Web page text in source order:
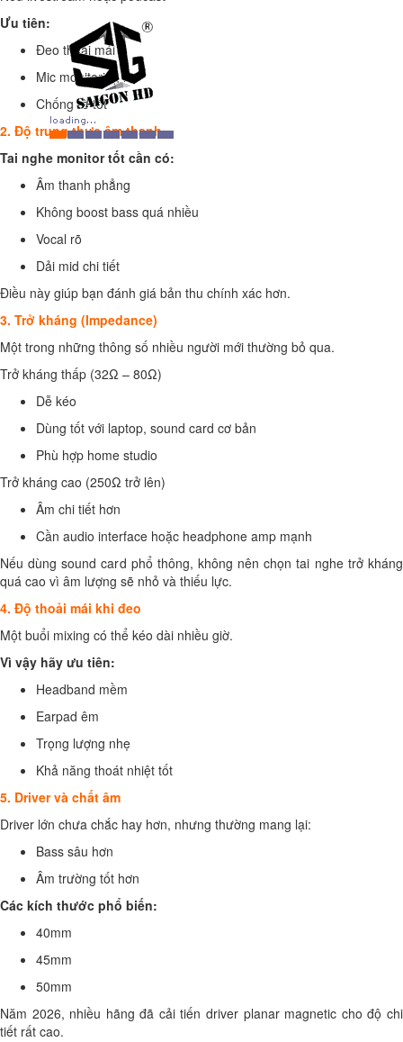
Ưu tiên:
Đeo thoải mái
Mic monitoring rõ
Chống rè tốt
2. Độ trung thực âm thanh
Tai nghe monitor tốt cần có:
Âm thanh phẳng
Không boost bass quá nhiều
Vocal rõ
Dải mid chi tiết
Điều này giúp bạn đánh giá bản thu chính xác hơn.
3. Trở kháng (Impedance)
Một trong những thông số nhiều người mới thường bỏ qua.
Trở kháng thấp (32Ω – 80Ω)
Dễ kéo
Dùng tốt với laptop, sound card cơ bản
Phù hợp home studio
Trở kháng cao (250Ω trở lên)
Âm chi tiết hơn
Cần audio interface hoặc headphone amp mạnh
Nếu dùng sound card phổ thông, không nên chọn tai nghe trở kháng
quá cao vì âm lượng sẽ nhỏ và thiếu lực.
4. Độ thoải mái khi đeo
Một buổi mixing có thể kéo dài nhiều giờ.
Vì vậy hãy ưu tiên:
Headband mềm
Earpad êm
Trọng lượng nhẹ
Khả năng thoát nhiệt tốt
5. Driver và chất âm
Driver lớn chưa chắc hay hơn, nhưng thường mang lại:
Bass sâu hơn
Âm trường tốt hơn
Các kích thước phổ biến:
40mm
45mm
50mm
Năm 2026, nhiều hãng đã cải tiến driver planar magnetic cho độ chi
tiết rất cao.